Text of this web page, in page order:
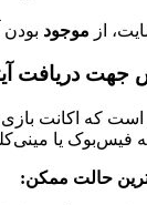
از موجود
دریافت
است که اکانت
فیس‌بوک یا
حالت ممکن: